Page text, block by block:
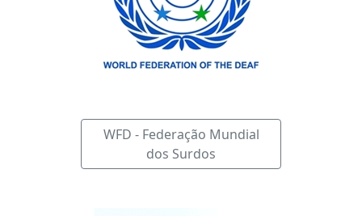
WFD - Federação Mundial
dos Surdos